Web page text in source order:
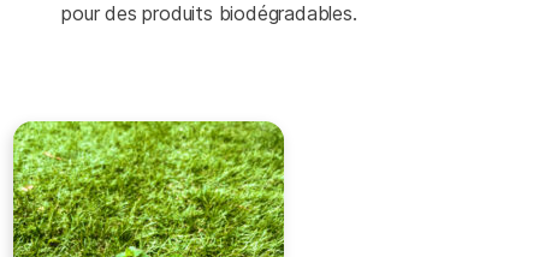
pour des produits biodégradables.